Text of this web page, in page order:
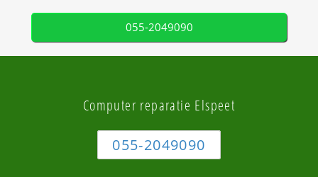
055-2049090
Computer reparatie Elspeet
055-2049090